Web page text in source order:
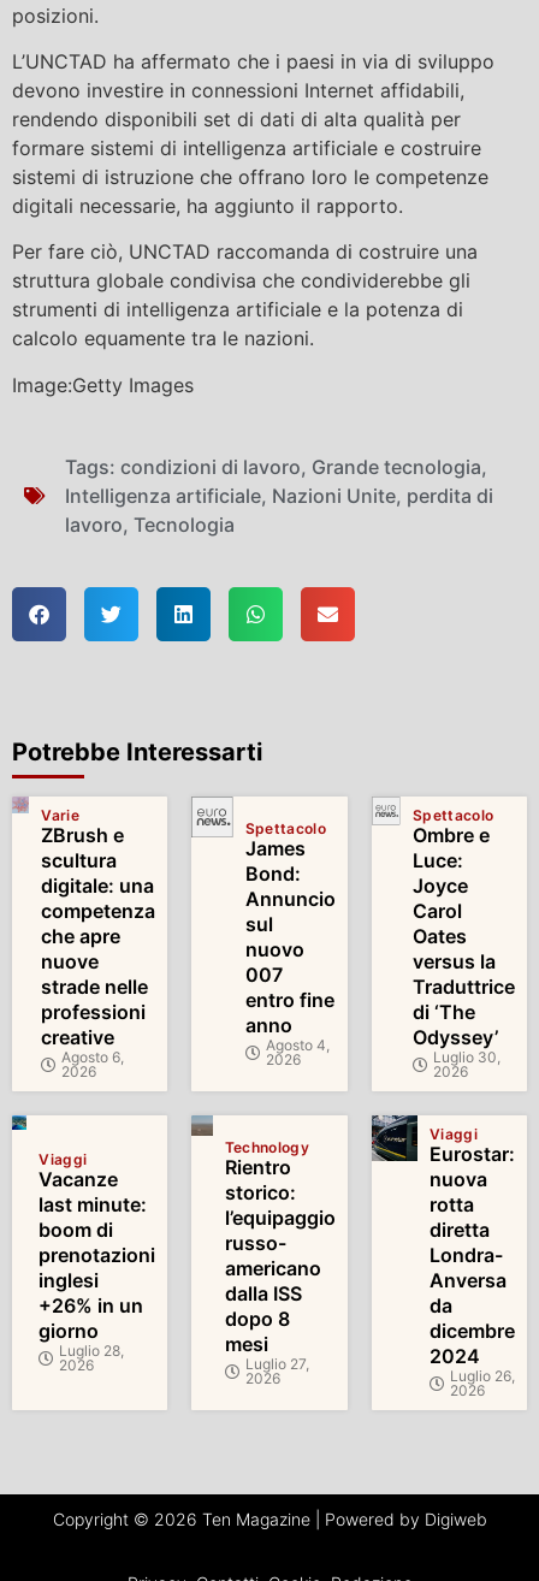
posizioni.
L’UNCTAD ha affermato che i paesi in via di sviluppo
devono investire in connessioni Internet affidabili,
rendendo disponibili set di dati di alta qualità per
formare sistemi di intelligenza artificiale e costruire
sistemi di istruzione che offrano loro le competenze
digitali necessarie, ha aggiunto il rapporto.
Per fare ciò, UNCTAD raccomanda di costruire una
struttura globale condivisa che condividerebbe gli
strumenti di intelligenza artificiale e la potenza di
calcolo equamente tra le nazioni.
Image:Getty Images
Tags: condizioni di lavoro, Grande tecnologia,
Intelligenza artificiale, Nazioni Unite, perdita di
lavoro, Tecnologia
Potrebbe Interessarti
Varie
ZBrush e
scultura
digitale: una
competenza
che apre
nuove
strade nelle
professioni
creative
Agosto 6,
2026
Spettacolo
James
Bond:
Annuncio
sul
nuovo
007
entro fine
anno
Agosto 4,
2026
Spettacolo
Ombre e
Luce:
Joyce
Carol
Oates
versus la
Traduttrice
di ‘The
Odyssey’
Luglio 30,
2026
Viaggi
Vacanze
last minute:
boom di
prenotazioni
inglesi
+26% in un
giorno
Luglio 28,
2026
Technology
Rientro
storico:
l’equipaggio
russo-
americano
dalla ISS
dopo 8
mesi
Luglio 27,
2026
Viaggi
Eurostar:
nuova
rotta
diretta
Londra-
Anversa
da
dicembre
2024
Luglio 26,
2026
Copyright © 2026 Ten Magazine | Powered by Digiweb